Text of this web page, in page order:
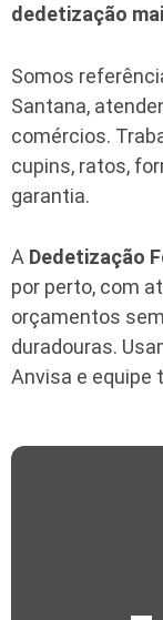
dedetização
Somos
Santana,
comércios.
cupins, ratos,
garantia.
A Dedetização
por perto, com
orçamentos
duradouras.
Anvisa e equipe